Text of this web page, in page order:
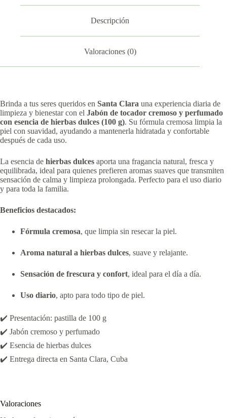
Descripción
Valoraciones (0)
Brinda a tus seres queridos en Santa Clara una experiencia diaria de
limpieza y bienestar con el Jabón de tocador cremoso y perfumado
con esencia de hierbas dulces (100 g). Su fórmula cremosa limpia la
piel con suavidad, ayudando a mantenerla hidratada y confortable
después de cada uso.
La esencia de hierbas dulces aporta una fragancia natural, fresca y
equilibrada, ideal para quienes prefieren aromas suaves que transmiten
sensación de calma y limpieza prolongada. Perfecto para el uso diario
y para toda la familia.
Beneficios destacados:
Fórmula cremosa, que limpia sin resecar la piel.
Aroma natural a hierbas dulces, suave y relajante.
Sensación de frescura y confort, ideal para el día a día.
Uso diario, apto para todo tipo de piel.
✔️ Presentación: pastilla de 100 g
✔️ Jabón cremoso y perfumado
✔️ Esencia de hierbas dulces
✔️ Entrega directa en Santa Clara, Cuba
Valoraciones